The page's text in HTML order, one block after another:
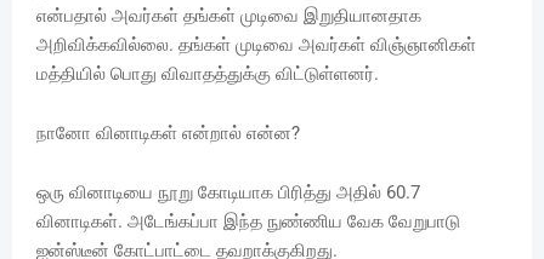
என்பதால் அவர்கள் தங்கள் முடிவை இறுதியானதாக
அறிவிக்கவில்லை. தங்கள் முடிவை அவர்கள் விஞ்ஞானிகள்
மத்தியில் பொது விவாதத்துக்கு விட்டுள்ளனர்.
நானோ வினாடிகள் என்றால் என்ன?
ஒரு வினாடியை நூறு கோடியாக பிரித்து அதில் 60.7
வினாடிகள். அடேங்கப்பா இந்த நுண்ணிய வேக வேறுபாடு
ஐன்ஸ்டீன் கோட்பாட்டை தவறாக்குகிறது.